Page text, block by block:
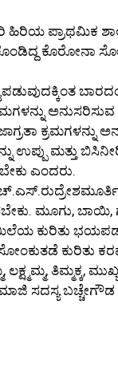
ಹಿರಿಯ ಪ್ರಾಥಮಿಕ
ಕೊರೋನಾ
ಕ್ರಮಗಳನ್ನು
ಉಪ್ಪು ಮತ್ತು
ಎಂದರು.
ಮೂಗು, ಬಾಯಿ,
ಕುರಿತು
ಕುರಿತು
ತಿಮ್ಮಕ್ಕ,
ಸದಸ್ಯ ಬಚ್ಚೇಗೌಡ